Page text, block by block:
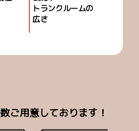
トランクルームの
広さ
ご用意しております！